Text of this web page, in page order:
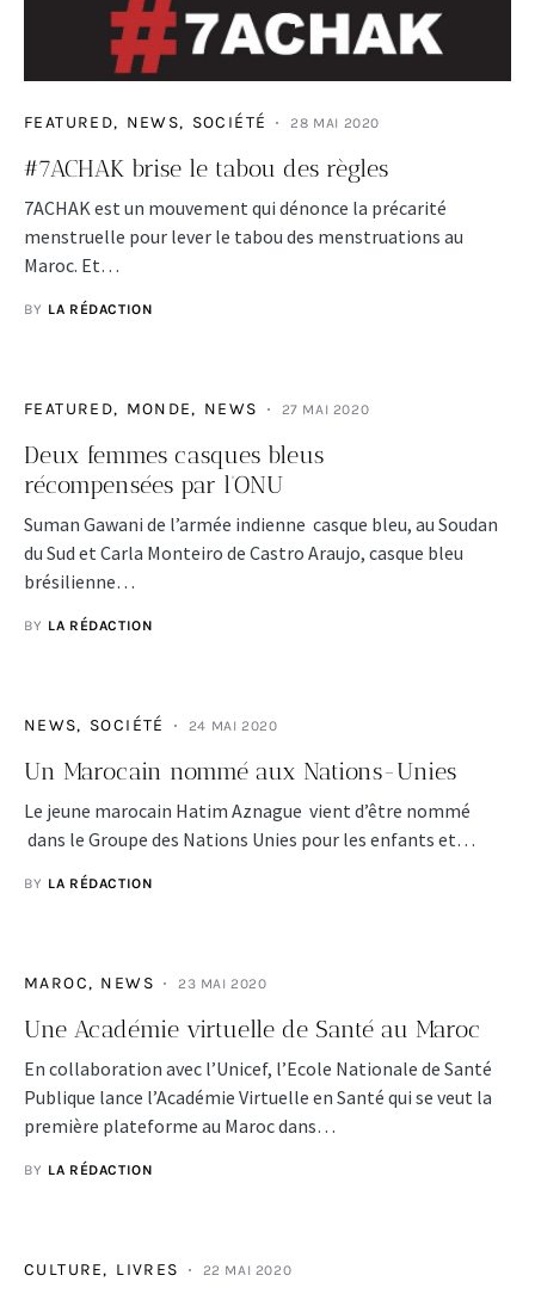
FEATURED NEWS SOCIÉTÉ 28 MAI 2020
#7ACHAK brise le tabou des règles
7ACHAK est un mouvement qui dénonce la précarité
menstruelle pour lever le tabou des menstruations au
Maroc. Et…
BY LA RÉDACTION
FEATURED MONDE NEWS 27 MAI 2020
Deux femmes casques bleus
récompensées par l’ONU
Suman Gawani de l’armée indienne casque bleu, au Soudan
du Sud et Carla Monteiro de Castro Araujo, casque bleu
brésilienne…
BY LA RÉDACTION
NEWS SOCIÉTÉ 24 MAI 2020
Un Marocain nommé aux Nations-Unies
Le jeune marocain Hatim Aznague vient d’être nommé
dans le Groupe des Nations Unies pour les enfants et…
BY LA RÉDACTION
MAROC NEWS 23 MAI 2020
Une Académie virtuelle de Santé au Maroc
En collaboration avec l’Unicef, l’Ecole Nationale de Santé
Publique lance l’Académie Virtuelle en Santé qui se veut la
première plateforme au Maroc dans…
BY LA RÉDACTION
CULTURE LIVRES 22 MAI 2020